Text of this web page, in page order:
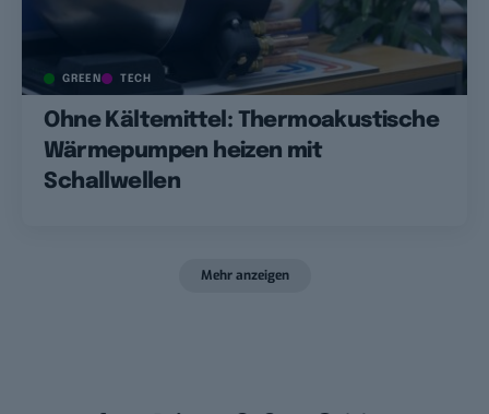
GREEN TECH
Ohne Kältemittel: Thermoakustische
Wärmepumpen heizen mit
Schallwellen
Mehr anzeigen